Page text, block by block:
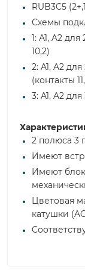
RUB3C5
Схемы
1: A1, A2
10,2)
2: A1, A2
(контакты
3: A1, A2
2 полюса 3
Имеют
Имеют
Цветовая
катушки